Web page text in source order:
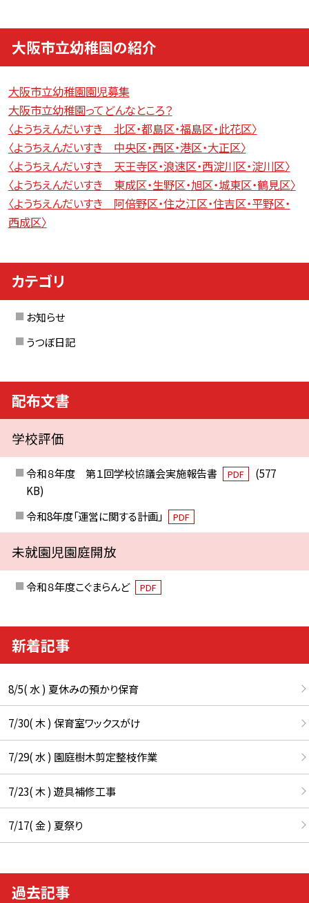
大阪市立幼稚園の紹介
大阪市立幼稚園園児募集
大阪市立幼稚園ってどんなところ？
〈ようちえんだいすき 北区・都島区・福島区・此花区〉
〈ようちえんだいすき 中央区・西区・港区・大正区〉
〈ようちえんだいすき 天王寺区・浪速区・西淀川区・淀川区〉
〈ようちえんだいすき 東成区・生野区・旭区・城東区・鶴見区〉
〈ようちえんだいすき 阿倍野区・住之江区・住吉区・平野区・
西成区〉
カテゴリ
お知らせ
うつぼ日記
配布文書
学校評価
令和８年度 第１回学校協議会実施報告書 PDF
(577
KB)
令和8年度「運営に関する計画」
PDF
未就園児園庭開放
令和８年度こぐまらんど PDF
新着記事
8/5( 水 ) 夏休みの預かり保育
7/30( 木 ) 保育室ワックスがけ
7/29( 水 ) 園庭樹木剪定整枝作業
7/23( 木 ) 遊具補修工事
7/17( 金 ) 夏祭り
過去記事